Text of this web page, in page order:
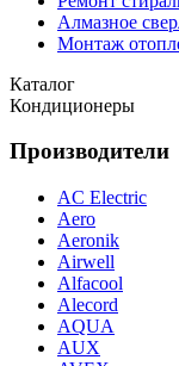
Алмазное
Монтаж
Каталог
Кондиционеры
Производители
AC Electric
Aero
Aeronik
Airwell
Alfacool
Alecord
AQUA
AUX